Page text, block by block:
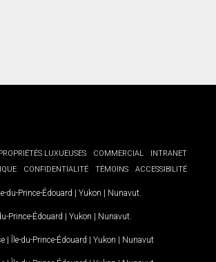
LUXUEUSES COMMERCIAL
INTRANET
CONFIDENTIALITÉ TÉMOINS ACCESSIBILITÉ
du-Prince-Édouard | Yukon | Nunavut
Prince-Édouard | Yukon | Nunavut
| Île-du-Prince-Édouard | Yukon | Nunavut